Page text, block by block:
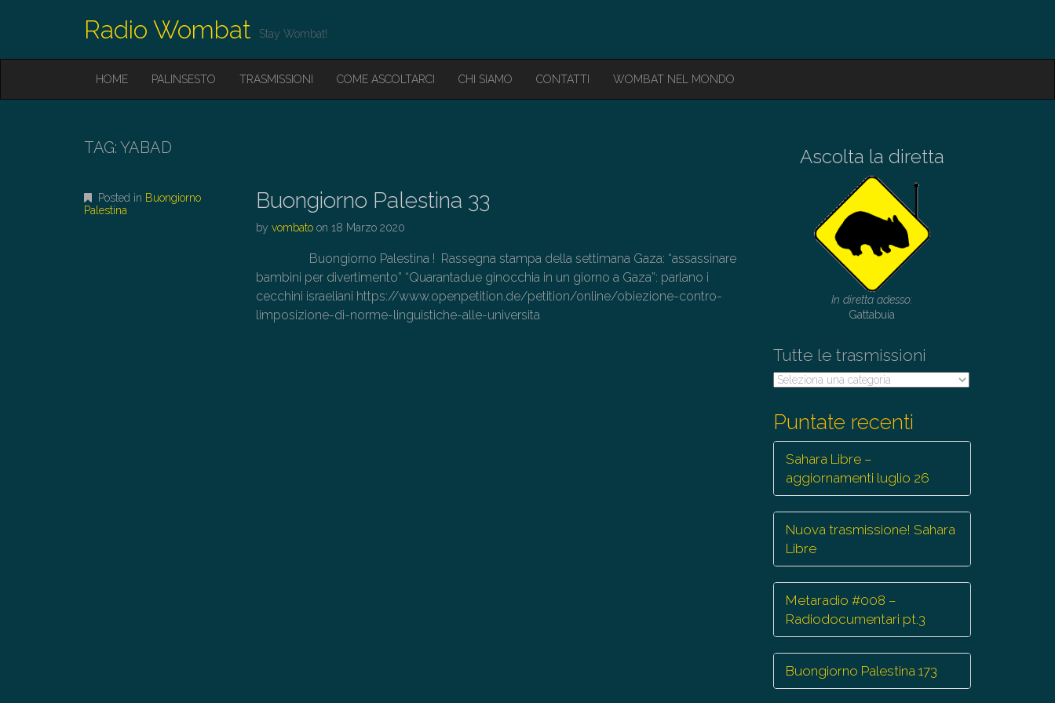
Radio Wombat Stay Wombat!
M
N
M
N
O
C
T
E
HOME PALINSESTO TRASMISSIONI COME ASCOLTARCI CHI SIAMO CONTATTI WOMBAT NEL MONDO
TAG: YABAD
Posted in Buongiorno
Palestina
Buongiorno Palestina 33
byvombato on 18 Marzo 2020
Buongiorno Palestina ! Rassegna stampa della settimana Gaza: “assassinare
bambini per divertimento” “Quarantadue ginocchia in un giorno a Gaza”: parlano i
cecchini israeliani https://www.openpetition.de/petition/online/obiezione-contro-
limposizione-di-norme-linguistiche-alle-universita
Ascolta la diretta
In diretta adesso:
Gattabuia
Tutte le trasmissioni
Tutte
Puntate recenti
Sahara Libre –
aggiornamenti luglio 26
Nuova trasmissione! Sahara
Libre
Metaradio #008 –
Radiodocumentari pt.3
Buongiorno Palestina 173